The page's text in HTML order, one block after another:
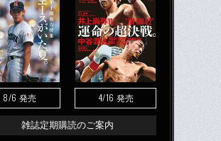
8/6 発売 4/16 発売
雑誌定期購読のご案内